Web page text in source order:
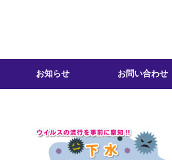
お知らせ お問い合わせ